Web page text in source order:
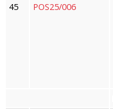
45
POS25/006